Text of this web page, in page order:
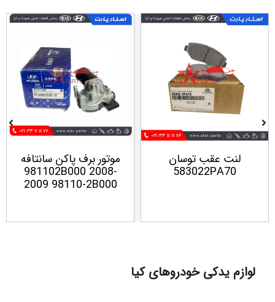
لنت عقب توسان
583022PA70
موتور برف پاکن سانتافه
981102B000 2008-
2009 98110-2B000
لوازم یدکی خودرو‌های کیا